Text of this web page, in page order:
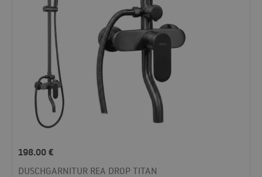
198.00€
DUSCHGARNITUR REA DROP TITAN